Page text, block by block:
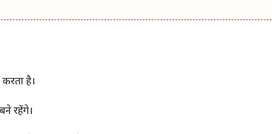
है।
रहेंगे।